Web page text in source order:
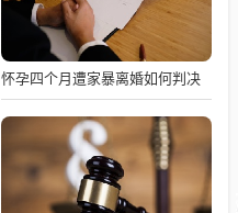
怀孕四个月遭家暴离婚如何判决